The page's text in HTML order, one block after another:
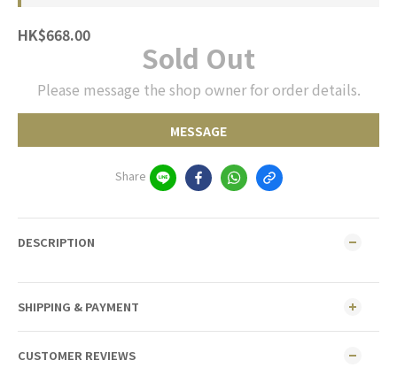
HK$668.00
Sold Out
Please message the shop owner for order details.
MESSAGE
Share
DESCRIPTION
SHIPPING & PAYMENT
CUSTOMER REVIEWS